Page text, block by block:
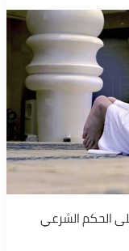
الحكم الشرعي